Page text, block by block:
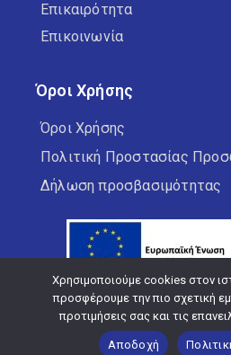
Επικαιρότητα
Επικοινωνία
Όροι Χρήσης
Όροι Χρήσης
Πολιτική Προστασίας
Δήλωση προσβασιμότητας
Copyright © 2026 Δήμος
Χρησιμοποιούμε cookies στον
προσφέρουμε την πιο σχετική
προτιμήσεις σας και τις
Αποδοχή